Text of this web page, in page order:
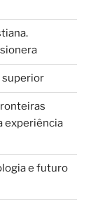
superior
experiência
e futuro